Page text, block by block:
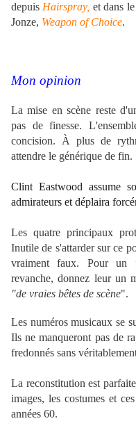
depuis Hairspray, et dans
Jonze, Weapon of Choice.
Mon opinion
La mise en scène reste
pas de finesse.
concision. À plus de
attendre le générique de fin.
Clint Eastwood assume
admirateurs et déplaira
Les quatre principaux
Inutile de s'attarder sur ce
vraiment faux. Pour un
revanche, donnez leur un
"de vraies bêtes de scène".
Les numéros musicaux se
Ils ne manqueront pas de
fredonnés sans
La reconstitution est
images, les costumes et
années 60.